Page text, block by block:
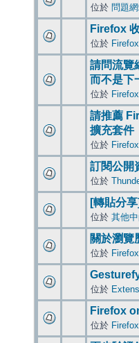
位於 問題
Firefox
位於 Firefox
請問流覽
而不是下
位於 Firefox
請推薦
擴充套件
位於 Firefox
訂閱公開
位於
[轉貼分
位於 其他
關於瀏覽
位於 Firefox
位於
Firefox
位於 Firefox